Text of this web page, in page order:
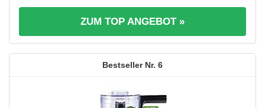
ZUM TOP ANGEBOT »
6